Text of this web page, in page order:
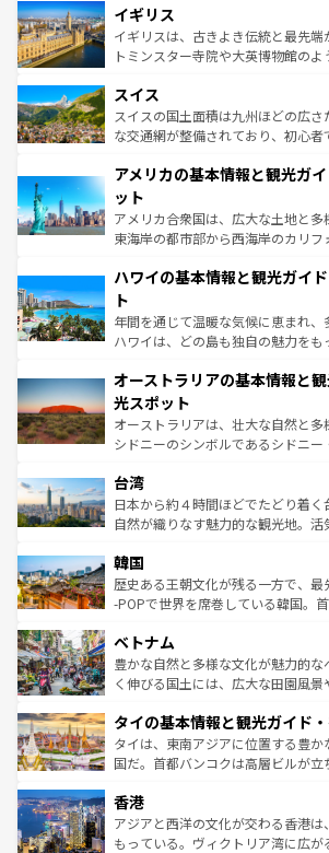
香り高いラベンダー畑など、多彩な
らに、パリ以外の地域にも魅力が
も豊かな歴史と文化が息づいている
を参照してほしい。
顔を持つこの国は、どこを歩いても
ルリンの文化的活気、バイエルン州
してライン川沿いのワイン畑といっ
は、お酒好きな人にはぜひ体験してほしい。 な
ドイツ情報はコンテンツ一覧を参照
イギリス
イギリスは、古きよき伝統と最先端
トミンスター寺院や大英博物館のよ
リアごとに異なる魅力がある。また
ティー、ビール好きにはたまらな
戦など、本場だからこそできる体験
ンツ一覧を参照してほしい。
スイス
スイスの国土面積は九州ほどの広
な交通網が整備されており、初心者
の建物がそのまま残る町や、スイス
博物館もあり、アルプス観光だけで
ことができる。国民の所得が高いた
者向けの交通パス提供のサービスも
着のスイス情報はコンテンツ一覧を
アメリカの基本情報と観光ガ
ット
アメリカ合衆国は、広大な土地と多
東海岸の都市部から西海岸のカリフ
のような巨大都市は、観光、ショッ
ンメントが詰まった刺激的なスポッ
西部には大自然が広がり、グランド
ストーン国立公園といった絶景が
文化が魅力。旅行者はアメリカの各
しみながら、その多様性と豊かな歴
るだろう。車でのロードトリップや
ならではの贅沢な旅のスタイルだ。 なお、新着のアメリカ
情報は コンテンツ一覧 を参照してほ
ハワイの基本情報と観光ガイ
ト
年間を通じて温暖な気候に恵まれ、
ハワイは、どの島も独自の魅力をも
ワイ島は見逃せない。また、定番の
島だが、静かな自然を求めるならマ
おすすめ。エメラルドグリーンに輝
文化や歴史が息づいている。「アロ
人々、おいしいローカルフードやハ
ク、伝統的なフラダンスなど、すべ
っている。訪れるたびに新しい発見
はコンテンツ一覧
オーストラリアの基本情報と
光スポット
オーストラリアは、壮大な自然と多
シドニーのシンボルであるシドニー
リアリーフや大陸中央部にそびえる
ク）、タスマニアの美しい原生林や
ど、見どころがたくさん。また、カ
いる。アクティビティも充実してお
ビング、ハイキングなど、アウトド
い。オーストラリアの多彩な魅力
参照してほしい。
台湾
日本から約４時間ほどでたどり着く
自然が織りなす魅力的な観光地。活
ン）、静ひつな山岳地帯である台湾
と山間の静けさが共存しており、
驚きをもたらしてくれる。また、奥
容にもいいと評判のスイーツなど、
が味わえる。 なお、新着の台湾情
照してほしい。
韓国
歴史ある王朝文化が残る一方で、
-POPで世界を席巻している韓国。
き、地方に足を延ばせば四季折々の
できる。そして、キムチや焼肉、
まで、さまざまな韓国料理が待って
リティに包まれながら、韓国の多彩
わってみてほしい。 なお、
覧を参照してほしい。
ベトナム
豊かな自然と多様な文化が魅力的
く伸びる国土には、広大な田園風景
急速な発展と共に伝統が息づく。ハ
ーチミン市のフランス統治時代の建
醸し出している。また、バラエティ
とつ。フォーやバインミー、ベトナ
ひ現地で味わいたい。どの地域を
が旅行者を迎えてくれるので、きっ
タイの基本情報と観光ガイド
タイは、東南アジアに位置する豊か
国だ。首都バンコクは高層ビルが立
の活気が交差している。北部ではチ
帯で自然と触れ合い、南部ではプ
いビーチでリゾート気分を楽しむこ
香港
アジアと西洋の文化が交わる香港
もっている。ヴィクトリア湾に広が